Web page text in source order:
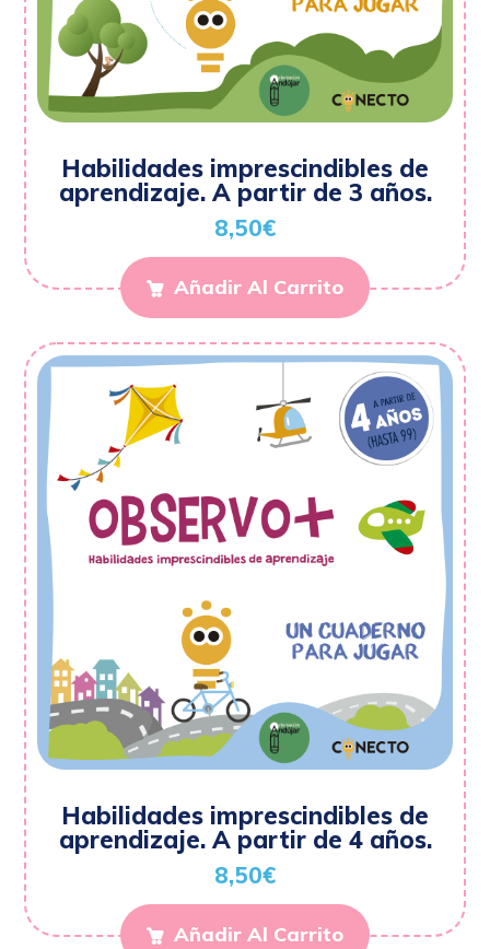
Habilidades imprescindibles de
aprendizaje. A partir de 3 años.
8,50€
Añadir Al Carrito
Habilidades imprescindibles de
aprendizaje. A partir de 4 años.
8,50€
Añadir Al Carrito